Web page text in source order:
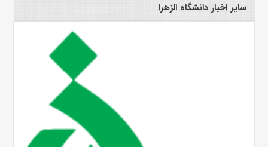
سایر اخبار دانشگاه الزهرا